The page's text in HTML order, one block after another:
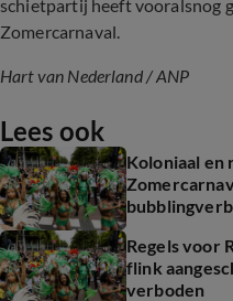
schietpartij heeft vooralsnog
Zomercarnaval.
Hart van Nederland/ ANP
Lees ook
Koloniaal en
Regels voor
flink
verboden